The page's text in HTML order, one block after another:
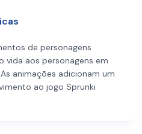
de personagens
vida aos personagens em
animações adicionam um
ao jogo Sprunki